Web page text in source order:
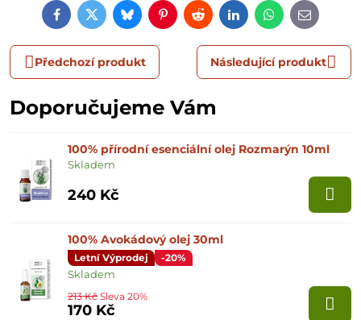
FacebookTwitterBlueskyPinterestRedditLinkedInWhatsApp
E-
mail
Předchozí produkt Následující produkt
Doporučujeme Vám
100% přírodní esenciální olej Rozmarýn 10ml
Skladem
240 Kč
100% Avokádový olej 30ml
Letní Výprodej -20%
Skladem
170 Kč
213 Kč Sleva 20%